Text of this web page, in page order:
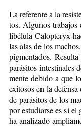
La re­fe­ren­te a la
tos. Al­gu­nos tra­ba­jos
li­bé­lu­la Ca­lop­teryx
las alas de los
pig­men­ta­dos.
pa­rá­si­tos in­tes­ti­na­les
men­te de­bi­do a que
exi­to­sos en la
de pa­rá­si­tos de los
por es­tu­diar­se es si el
ha ana­li­za­do